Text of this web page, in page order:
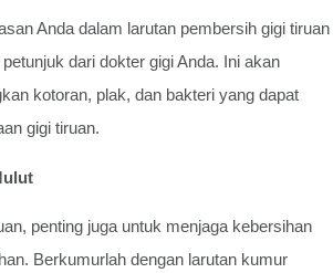
Anda dalam larutan pembersih gigi tiruan
dari dokter gigi Anda. Ini akan
kotoran, plak, dan bakteri yang dapat
gigi tiruan.
penting juga untuk menjaga kebersihan
Berkumurlah dengan larutan kumur